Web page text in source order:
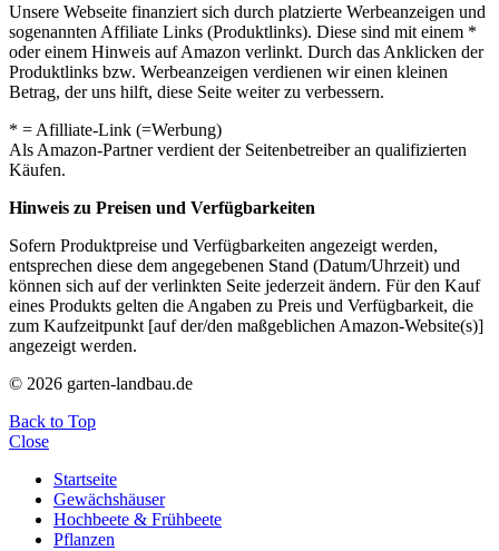
Unsere Webseite finanziert sich durch platzierte Werbeanzeigen und
sogenannten Affiliate Links (Produktlinks). Diese sind mit einem *
oder einem Hinweis auf Amazon verlinkt. Durch das Anklicken der
Produktlinks bzw. Werbeanzeigen verdienen wir einen kleinen
Betrag, der uns hilft, diese Seite weiter zu verbessern.
* = Afilliate-Link (=Werbung)
Als Amazon-Partner verdient der Seitenbetreiber an qualifizierten
Käufen.
Hinweis zu Preisen und Verfügbarkeiten
Sofern Produktpreise und Verfügbarkeiten angezeigt werden,
entsprechen diese dem angegebenen Stand (Datum/Uhrzeit) und
können sich auf der verlinkten Seite jederzeit ändern. Für den Kauf
eines Produkts gelten die Angaben zu Preis und Verfügbarkeit, die
zum Kaufzeitpunkt [auf der/den maßgeblichen Amazon-Website(s)]
angezeigt werden.
© 2026 garten-landbau.de
Back to Top
Close
Startseite
Gewächshäuser
Hochbeete & Frühbeete
Pflanzen